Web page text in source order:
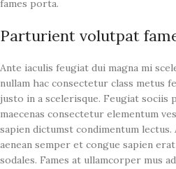
fames porta.
Parturient volutpat
Ante iaculis feugiat dui magna mi
nullam hac consectetur class metus
justo in a scelerisque. Feugiat sociis
maecenas consectetur elementum
sapien dictumst condimentum
aenean semper et congue sapien
sodales. Fames at ullamcorper mus